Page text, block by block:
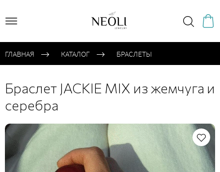
ГЛАВНАЯ КАТАЛОГ БРАСЛЕТЫ
Браслет JACKIE MIX из жемчуга и
серебра